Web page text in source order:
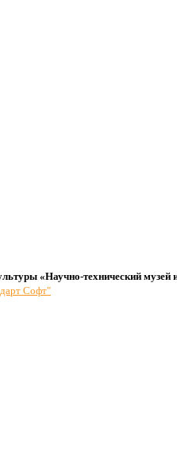
«Научно-технический музей
Софт"